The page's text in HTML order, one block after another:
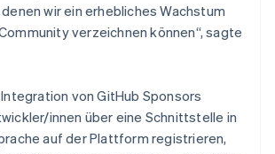
wir ein erhebliches Wachstum
verzeichnen können“, sagte
von GitHub Sponsors
innen über eine Schnittstelle in
auf der Plattform registrieren,